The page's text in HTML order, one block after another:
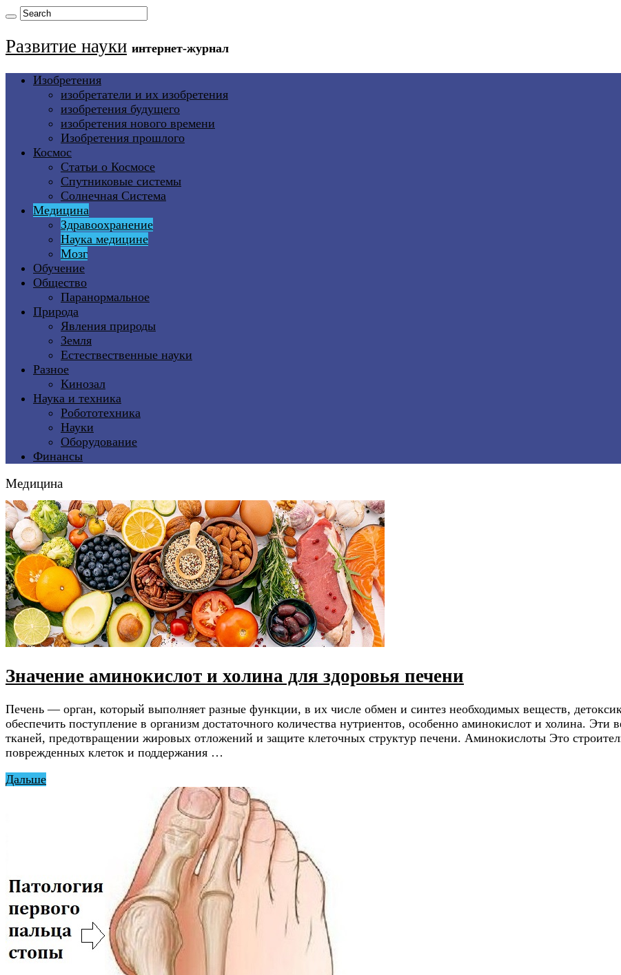
Развитие науки интернет-журнал
Изобретения
изобретатели и их изобретения
изобретения будущего
изобретения нового времени
Изобретения прошлого
Космос
Статьи о Космосе
Спутниковые системы
Солнечная Система
Медицина
Здравоохранение
Наука медицине
Мозг
Обучение
Общество
Паранормальное
Природа
Явления природы
Земля
Естествественные науки
Разное
Кинозал
Наука и техника
Робототехника
Науки
Оборудование
Финансы
Медицина
Значение аминокислот и холина для здоровья печени
Печень — орган, который выполняет разные функции, в их числе обмен и синтез необходимых веществ,
обеспечить поступление в организм достаточного количества нутриентов, особенно аминокислот и холина.
тканей, предотвращении жировых отложений и защите клеточных структур печени. Аминокислоты Это
поврежденных клеток и поддержания …
Дальше